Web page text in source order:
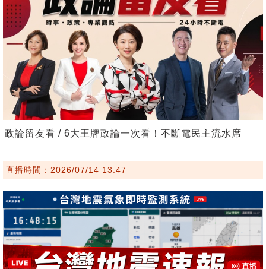
政論留友看 / 6大王牌政論一次看！不斷電民主流水席
直播時間：2026/07/14 13:47